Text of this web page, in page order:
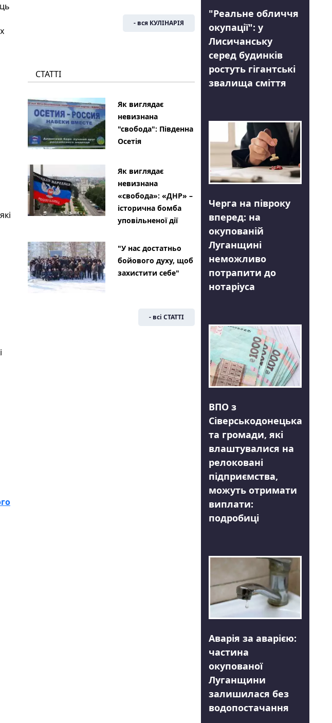
- вся КУЛІНАРІЯ
СТАТТІ
Як виглядає
невизнана
"свобода": Південна
Осетія
Як виглядає
невизнана
«свобода»: «ДНР» –
історична бомба
уповільненої дії
"У нас достатньо
бойового духу, щоб
захистити себе"
- всі СТАТТІ
"Реальне обличчя
окупації": у
Лисичанську
серед будинків
ростуть гігантські
звалища сміття
Черга на півроку
вперед: на
окупованій
Луганщині
неможливо
потрапити до
нотаріуса
ВПО з
Сіверськодонецька
та громади, які
влаштувалися на
релоковані
підприємства,
можуть отримати
виплати:
подробиці
Аварія за аварією:
частина
окупованої
Луганщини
залишилася без
водопостачання